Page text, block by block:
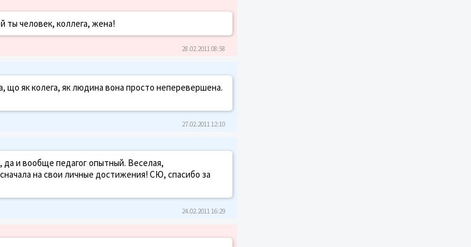
ты человек, коллега, жена!
28.02.2011 08:58
що як колега, як людина вона просто неперевершена.
27.02.2011 12:10
да и вообще педагог опытный. Веселая,
на свои личные достижения! СЮ, спасибо за
24.02.2011 16:29